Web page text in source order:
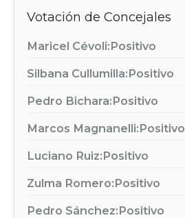
Votación de Concejales
Maricel Cévoli:Positivo
Silbana Cullumilla:Positivo
Pedro Bichara:Positivo
Marcos Magnanelli:Positivo
Luciano Ruiz:Positivo
Zulma Romero:Positivo
Pedro Sánchez:Positivo